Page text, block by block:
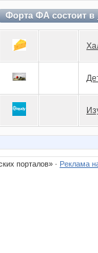
Форта ФА состоит в
порталов» · Реклама